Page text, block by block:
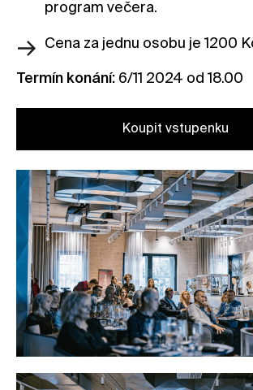
program večera.
Cena za jednu osobu je 1200
Termín konání: 6/11 2024 od 18.00
Koupit vstupenku